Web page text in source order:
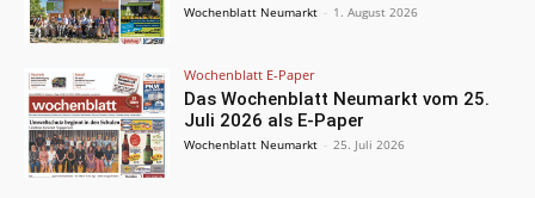
Wochenblatt Neumarkt - 1. August 2026
Wochenblatt E-Paper
Das Wochenblatt Neumarkt vom 25.
Juli 2026 als E-Paper
Wochenblatt Neumarkt - 25. Juli 2026